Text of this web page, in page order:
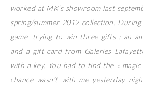
worked at MK’s showroom last
spring/summer 2012 collection.
game, trying to win three gifts : an
and a gift card from Galeries
with a key. You had to find the «
chance wasn’t with me yesterday